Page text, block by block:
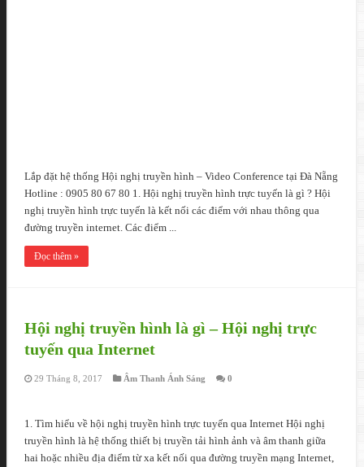
Lắp đặt hệ thống Hội nghị truyền hình – Video Conference tại Đà Nẵng
Hotline : 0905 80 67 80 1. Hội nghị truyền hình trực tuyến là gì ? Hội
nghị truyền hình trực tuyến là kết nối các điểm với nhau thông qua
đường truyền internet. Các điểm ...
Đọc thêm »
Hội nghị truyền hình là gì – Hội nghị trực
tuyến qua Internet
29 Tháng 8, 2017 Âm Thanh Ánh Sáng 0
1. Tìm hiểu về hội nghị truyền hình trực tuyến qua Internet Hội nghị
truyền hình là hệ thống thiết bị truyền tải hình ảnh và âm thanh giữa
hai hoặc nhiều địa điểm từ xa kết nối qua đường truyền mạng Internet,